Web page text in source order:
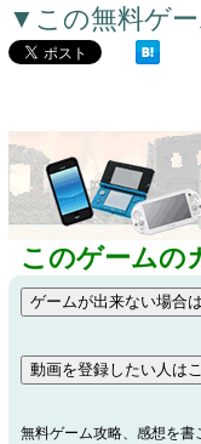
▼この無料ゲ
このゲームの
無料ゲーム攻略、感想を書